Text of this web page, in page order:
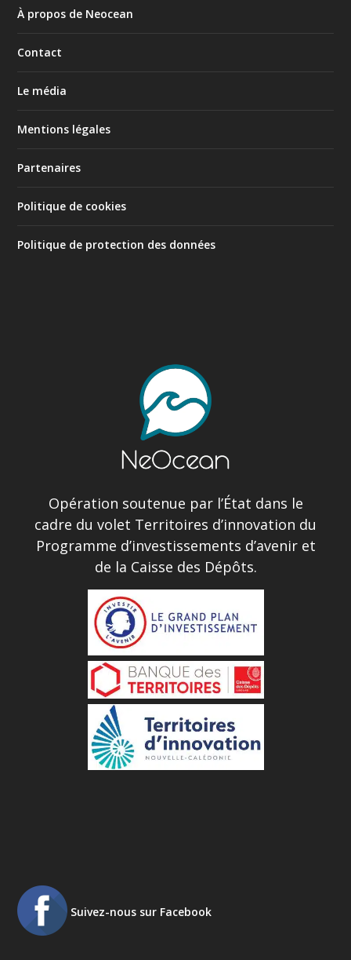
À propos de Neocean
Contact
Le média
Mentions légales
Partenaires
Politique de cookies
Politique de protection des données
Opération soutenue par l’État dans le
cadre du volet Territoires d’innovation du
Programme d’investissements d’avenir et
de la Caisse des Dépôts.
Suivez-nous sur Facebook